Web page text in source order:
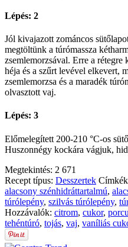
Lépés: 2
Jól kivajazott zománcos
megtöltünk a túrómassza
zsemlemorzsával. Erre a
héja és a szűrt levével elkevert,
zsemlemorzsa és a maradék
olvasztott vaj.
Lépés: 3
Előmelegített 200-210 °C-os
Huszonnégy kockára vágjuk,
Megtekintés: 2 671
Recept típus: Desszertek
alacsony szénhidráttartalmú,
túrólepény, szilvás túrólepény,
Hozzávalók: citrom, cukor,
tehéntúró, tojás, vaj, vaníliás